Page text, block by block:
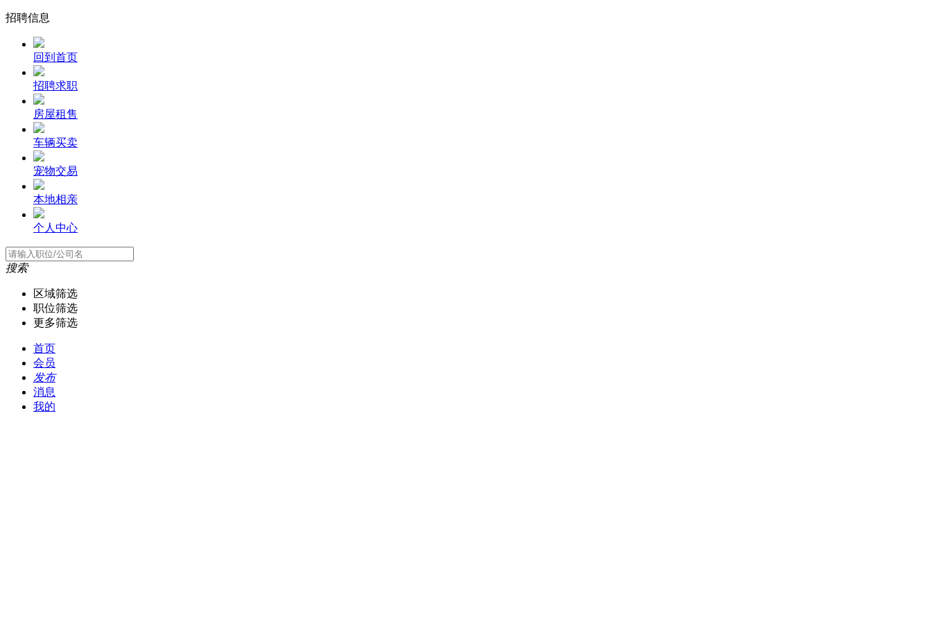
招聘信息
回到首页
招聘求职
房屋租售
车辆买卖
宠物交易
本地相亲
个人中心
搜索
区域筛选
职位筛选
更多筛选
首页
会员
发布
消息
我的